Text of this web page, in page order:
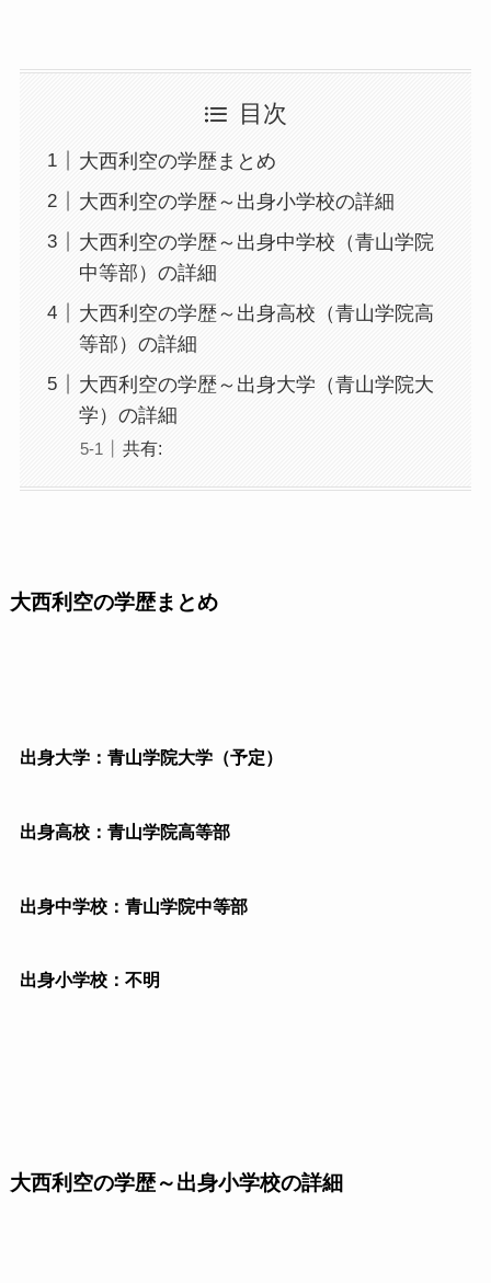
目次
大西利空の学歴まとめ
大西利空の学歴～出身小学校の詳細
大西利空の学歴～出身中学校（青山学院
中等部）の詳細
大西利空の学歴～出身高校（青山学院高
等部）の詳細
大西利空の学歴～出身大学（青山学院大
学）の詳細
共有:
大西利空の学歴まとめ
出身大学：青山学院大学（予定）
出身高校：青山学院高等部
出身中学校：青山学院中等部
出身小学校：不明
大西利空の学歴～出身小学校の詳細